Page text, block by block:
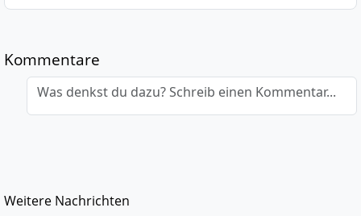
Kommentare
Was denkst du dazu? Schreib einen Kommentar...
Weitere Nachrichten